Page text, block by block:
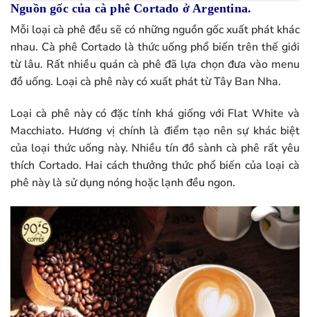
Nguồn gốc của cà phê Cortado ở Argentina.
Mỗi loại cà phê đều sẽ có những nguồn gốc xuất phát khác
nhau. Cà phê Cortado là thức uống phổ biến trên thế giới
từ lâu. Rất nhiều quán cà phê đã lựa chọn đưa vào menu
đồ uống. Loại cà phê này có xuất phát từ Tây Ban Nha.
Loại cà phê này có đặc tính khá giống với Flat White và
Macchiato. Hương vị chính là điểm tạo nên sự khác biệt
của loại thức uống này. Nhiều tín đồ sành cà phê rất yêu
thích Cortado. Hai cách thưởng thức phổ biến của loại cà
phê này là sử dụng nóng hoặc lạnh đều ngon.